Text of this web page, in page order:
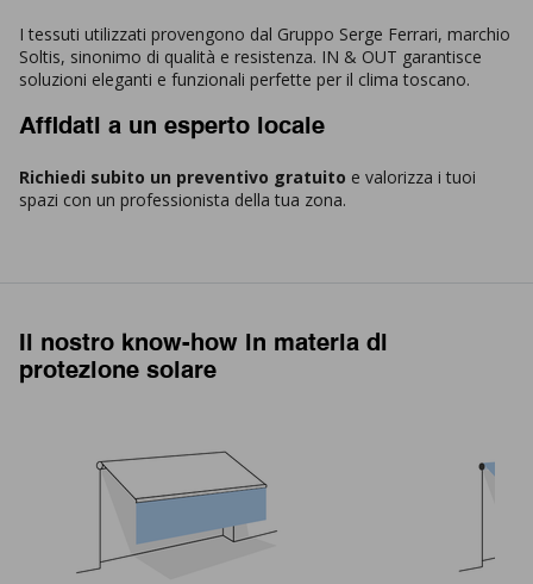
I tessuti utilizzati provengono dal Gruppo Serge Ferrari, marchio
Soltis, sinonimo di qualità e resistenza. IN & OUT garantisce
soluzioni eleganti e funzionali perfette per il clima toscano.
Affidati a un esperto locale
Richiedi subito un preventivo gratuito e valorizza i tuoi
spazi con un professionista della tua zona.
Il nostro know-how in materia di
protezione solare